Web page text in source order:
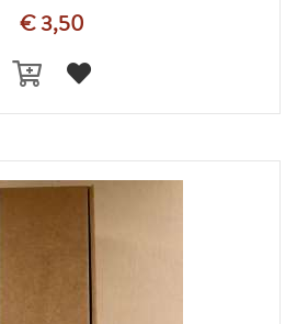
€ 3,50